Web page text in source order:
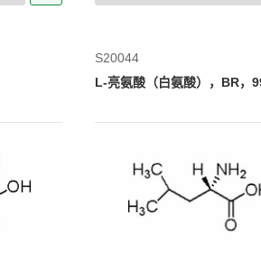
S20044
L-亮氨酸（白氨酸），BR，